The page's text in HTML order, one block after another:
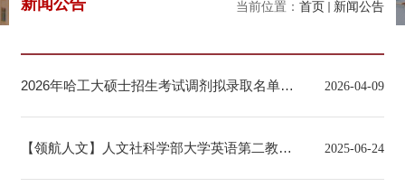
当前位置：首页 新闻公告
新闻公告
2026年哈工大硕士招生考试调剂拟录取名单公
示
2026-04-09
【领航人文】人文社科学部大学英语第二教学 2025-06-24